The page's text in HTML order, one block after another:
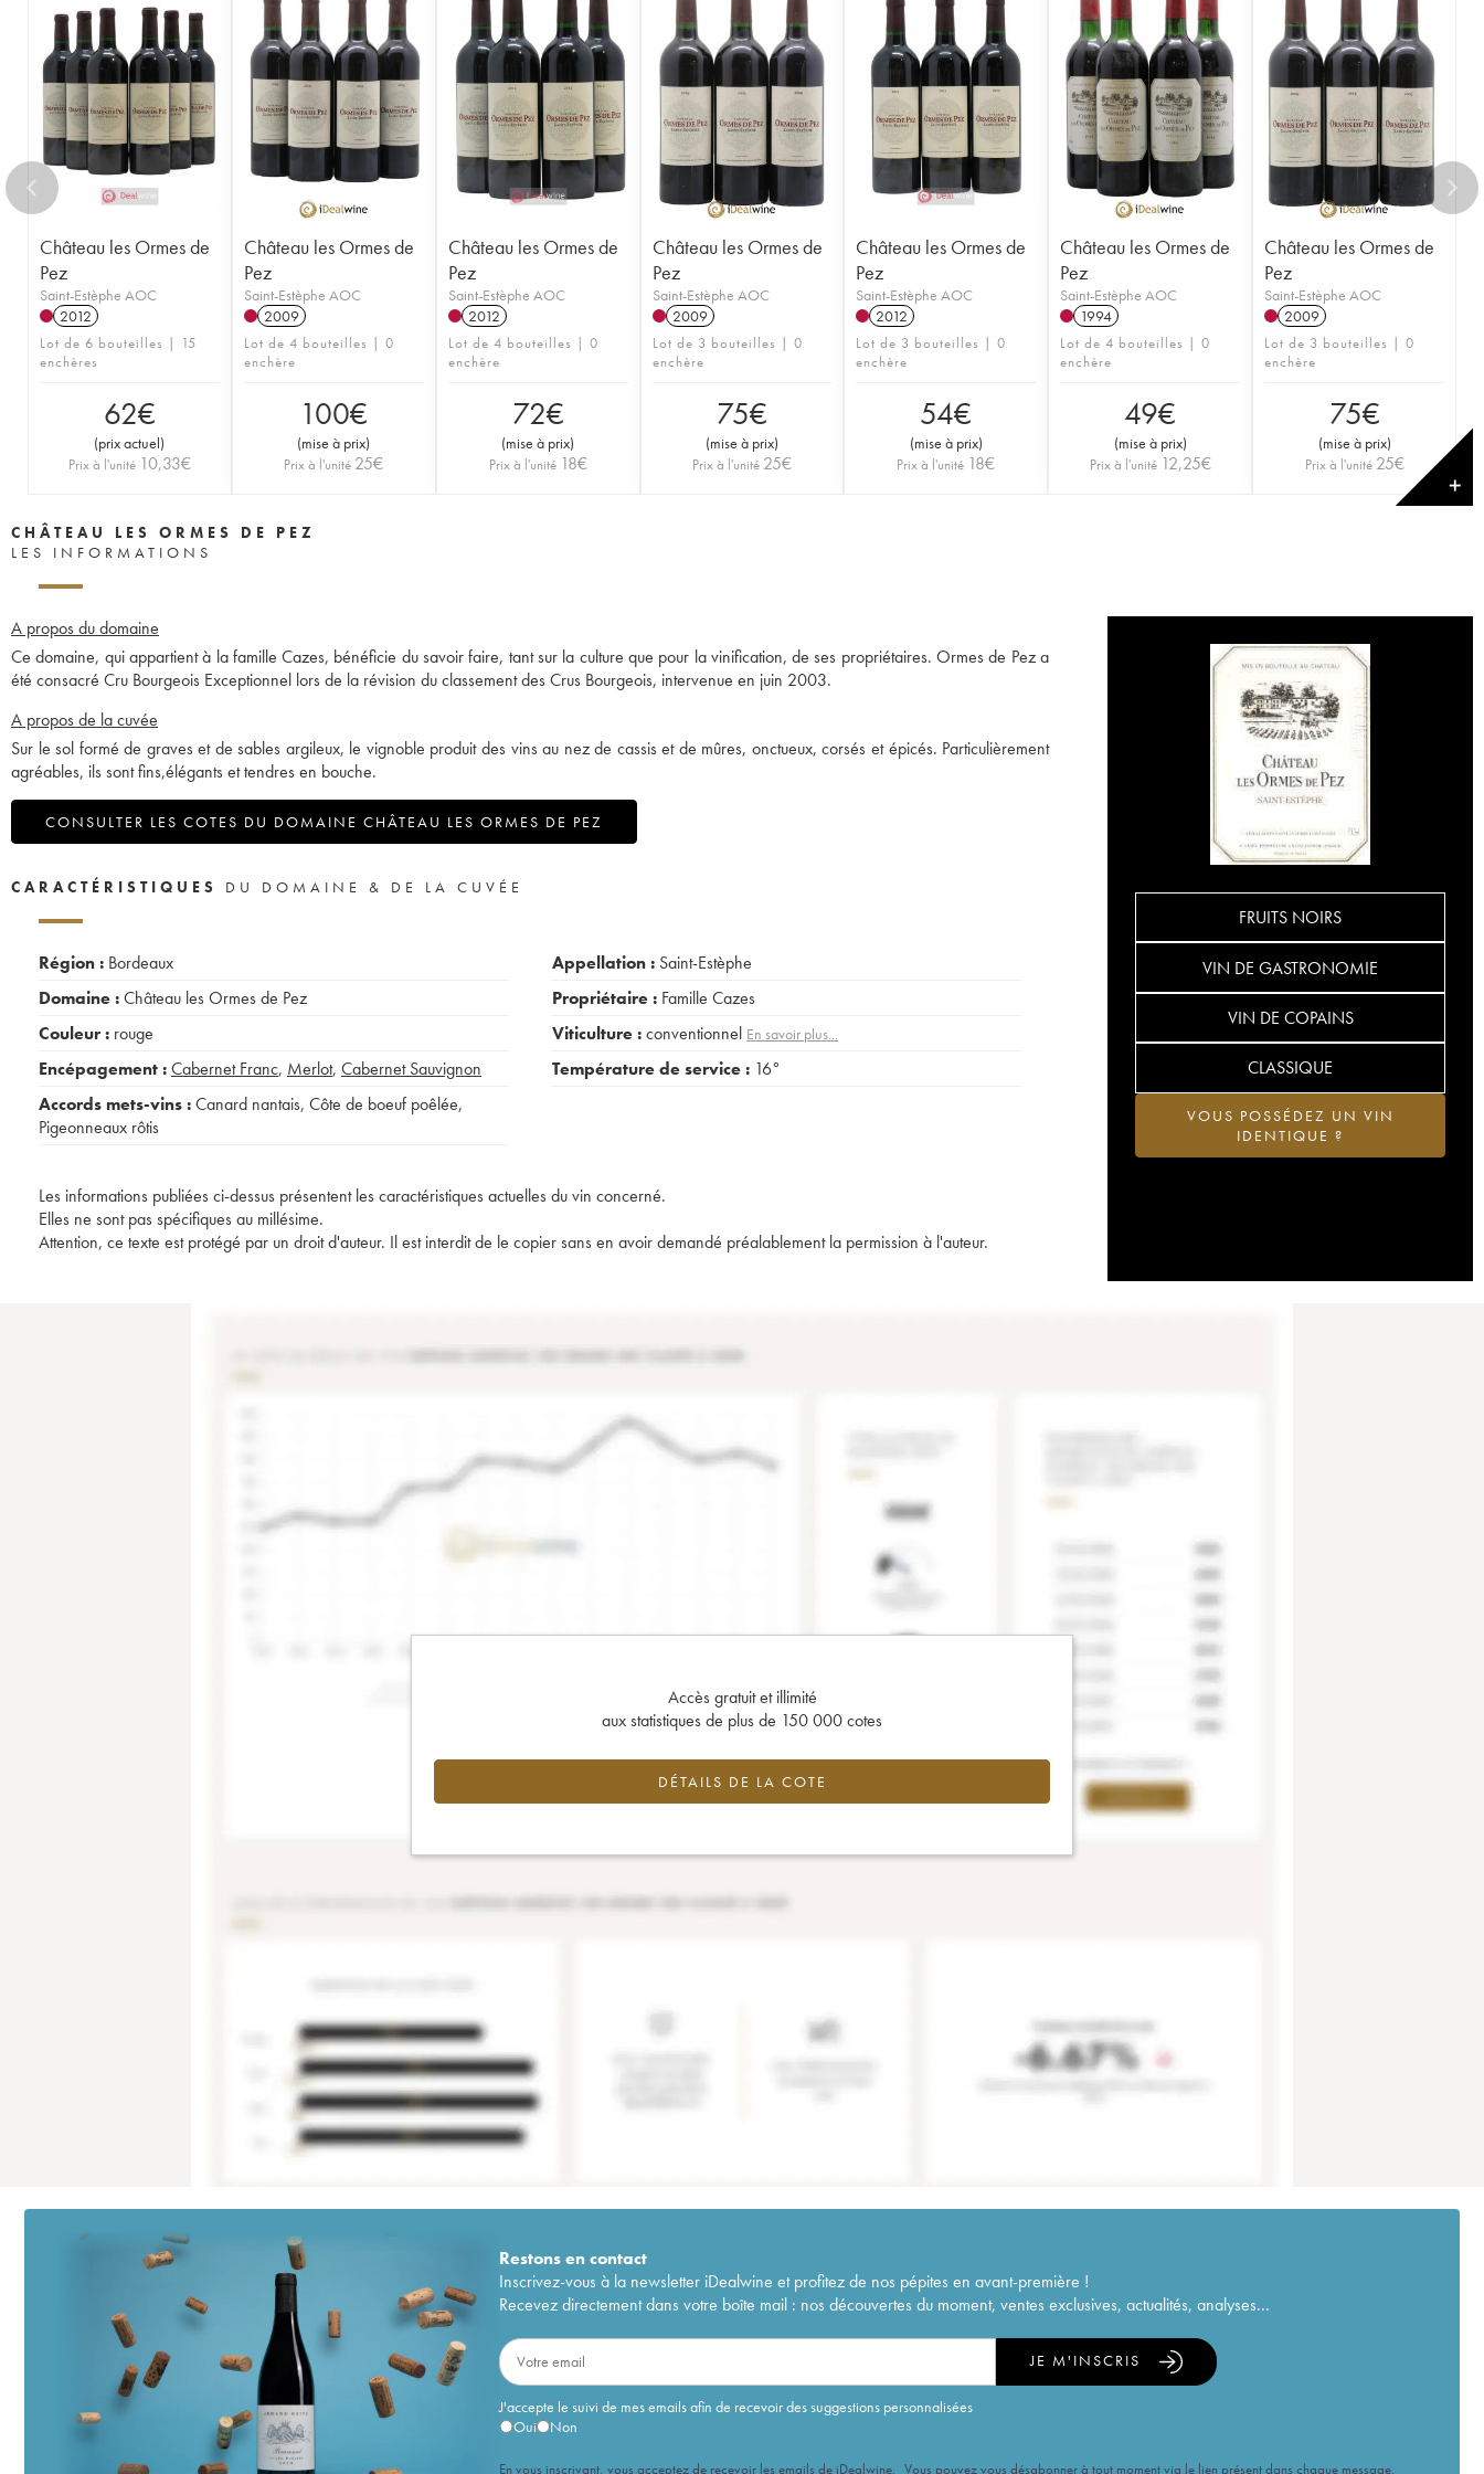
Château les Ormes de
Pez
Saint-Estèphe AOC
2012
Lot de 6 bouteilles | 15
enchères
62€
(prix actuel)
Prix à l'unité 10,33€
Château les Ormes de
Pez
Saint-Estèphe AOC
2009
Lot de 4 bouteilles | 0
enchère
100€
(mise à prix)
Prix à l'unité 25€
Château les Ormes de
Pez
Saint-Estèphe AOC
2012
Lot de 4 bouteilles | 0
enchère
72€
(mise à prix)
Prix à l'unité 18€
Château les Ormes de
Pez
Saint-Estèphe AOC
2009
Lot de 3 bouteilles | 0
enchère
75€
(mise à prix)
Prix à l'unité 25€
Château les Ormes de
Pez
Saint-Estèphe AOC
2012
Lot de 3 bouteilles | 0
enchère
54€
(mise à prix)
Prix à l'unité 18€
Château les Ormes de
Pez
Saint-Estèphe AOC
1994
Lot de 4 bouteilles | 0
enchère
49€
(mise à prix)
Prix à l'unité 12,25€
Château les Ormes de
Pez
Saint-Estèphe AOC
2009
Lot de 3 bouteilles | 0
enchère
75€
(mise à prix)
Prix à l'unité 25€
✕
CHÂTEAU LES ORMES DE PEZ
LES INFORMATIONS
A propos du domaine
Ce domaine, qui appartient à la famille Cazes, bénéficie du savoir faire, tant sur la culture que pour la vinification, de ses propriétaires. Ormes de Pez a
été consacré Cru Bourgeois Exceptionnel lors de la révision du classement des Crus Bourgeois, intervenue en juin 2003.
A propos de la cuvée
Sur le sol formé de graves et de sables argileux, le vignoble produit des vins au nez de cassis et de mûres, onctueux, corsés et épicés. Particulièrement
agréables, ils sont fins,élégants et tendres en bouche.
CONSULTER LES COTES DU DOMAINE CHÂTEAU LES ORMES DE PEZ
FRUITS NOIRS
VIN DE GASTRONOMIE
VIN DE COPAINS
CLASSIQUE
VOUS POSSÉDEZ UN VIN
IDENTIQUE ?
CARACTÉRISTIQUES DU DOMAINE & DE LA CUVÉE
Région : Bordeaux
Domaine :Château les Ormes de Pez
Couleur : rouge
Encépagement :Cabernet Franc, Merlot, Cabernet Sauvignon
Accords mets-vins :Canard nantais, Côte de boeuf poêlée,
Pigeonneaux rôtis
Appellation : Saint-Estèphe
Propriétaire : Famille Cazes
Viticulture :conventionnel En savoir plus...
Température de service : 16°
Les informations publiées ci-dessus présentent les caractéristiques actuelles du vin concerné.
Elles ne sont pas spécifiques au millésime.
Attention, ce texte est protégé par un droit d'auteur. Il est interdit de le copier sans en avoir demandé préalablement la permission à l'auteur.
Accès gratuit et illimité
aux statistiques de plus de 150 000 cotes
DÉTAILS DE LA COTE
Restons encontact
Inscrivez-vous à la newsletter iDealwine et profitez de nos pépites en avant-première !
Recevez directement dans votre boîte mail : nos découvertes du moment, ventes exclusives, actualités, analyses...
J'accepte le suivi de mes emails afin de recevoir des suggestions personnalisées
Oui
Non
JE M'INSCRIS
En vous inscrivant, vous acceptez de recevoir les emails de iDealwine. Vous pouvez vous désabonner à tout moment via le lien présent dans chaque message.